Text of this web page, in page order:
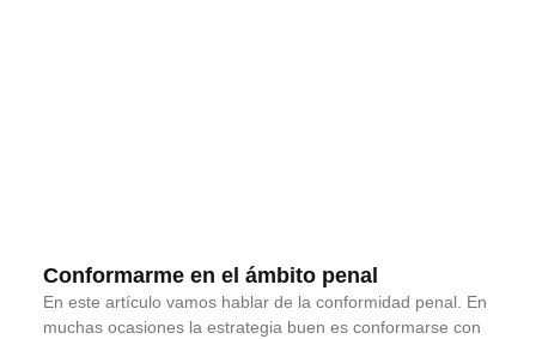
Conformarme en el ámbito penal
En este artículo vamos hablar de la conformidad penal. En
muchas ocasiones la estrategia buen es conformarse con